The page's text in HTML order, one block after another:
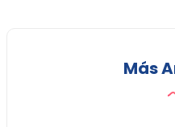
Más